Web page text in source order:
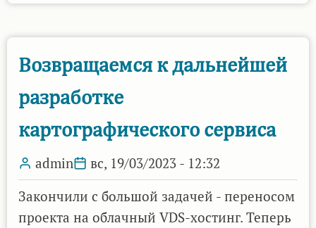
теперь
прозрачностью
Возвращаемся к дальнейшей
разработке
картографического сервиса
admin
вс, 19/03/2023 - 12:32
Закончили с большой задачей - переносом
проекта на облачный VDS-хостинг. Теперь